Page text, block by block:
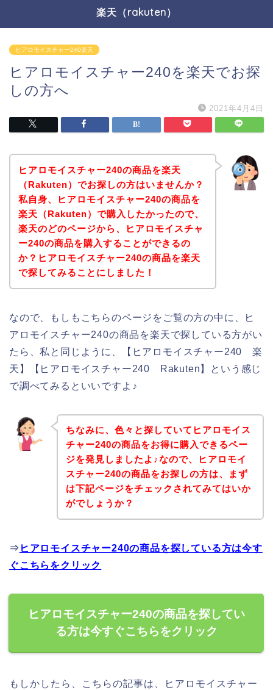
楽天（rakuten）
ヒアロモイスチャー240楽天
ヒアロモイスチャー240を楽天でお探
しの方へ
2021年4月4日
ヒアロモイスチャー240の商品を楽天
（Rakuten）でお探しの方はいませんか？
私自身、ヒアロモイスチャー240の商品を
楽天（Rakuten）で購入したかったので、
楽天のどのページから、ヒアロモイスチャ
ー240の商品を購入することができるの
か？ヒアロモイスチャー240の商品を楽天
で探してみることにしました！
なので、もしもこちらのページをご覧の方の中に、ヒ
アロモイスチャー240の商品を楽天で探している方がい
たら、私と同じように、【ヒアロモイスチャー240 楽
天】【ヒアロモイスチャー240 Rakuten】という感じ
で調べてみるといいですよ♪
ちなみに、色々と探していてヒアロモイス
チャー240の商品をお得に購入できるペー
ジを発見しましたよ♪なので、ヒアロモイ
スチャー240の商品をお探しの方は、まず
は下記ページをチェックされてみてはいか
がでしょうか？
⇒ ヒアロモイスチャー240の商品を探している方は今す
ぐこちらをクリック
ヒアロモイスチャー240の商品を探してい
る方は今すぐこちらをクリック
もしかしたら、こちらの記事は、ヒアロモイスチャー